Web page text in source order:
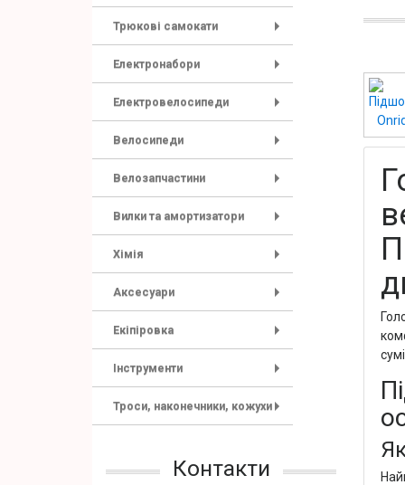
Трюкові самокати
Електронабори
Електровелосипеди
Велосипеди
Велозапчастини
Вилки та амортизатори
Хімія
Аксесуари
Екіпіровка
Інструменти
Троси, наконечники, кожухи
Контакти